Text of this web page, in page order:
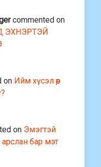
commented on
ЭХНЭРТЭЙ
on Ийм хүсэл өөр
on Эмэгтэй
бар мэт